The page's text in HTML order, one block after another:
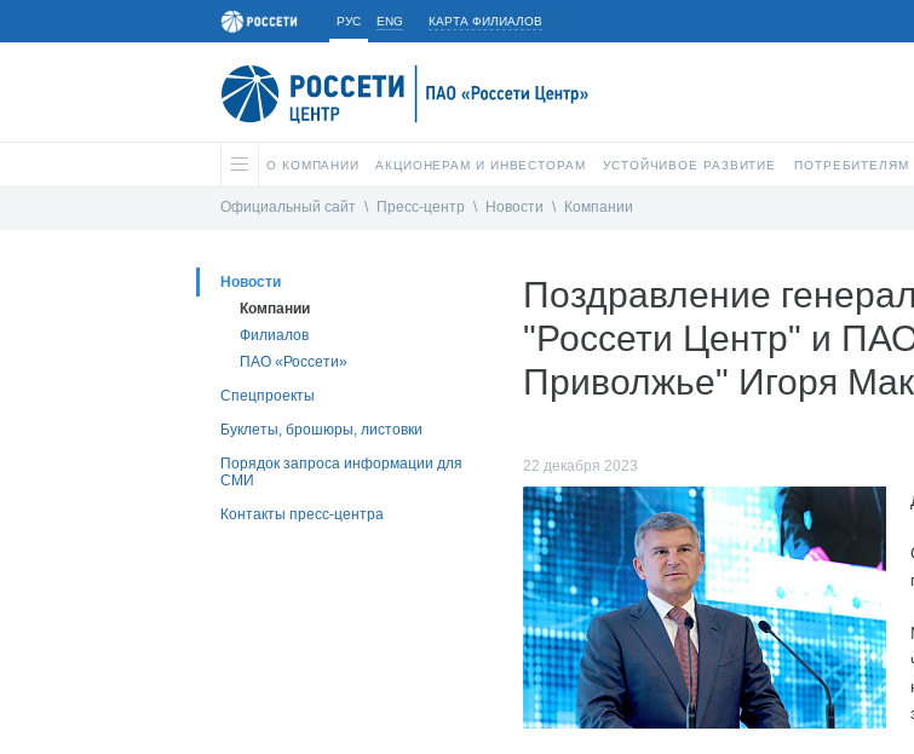
РУС ENG КАРТА ФИЛИАЛОВ
О КОМПАНИИ АКЦИОНЕРАМ И ИНВЕСТОРАМ УСТОЙЧИВОЕ РАЗВИТИЕ ПОТРЕБИТЕЛЯМ
Официальный сайт \ Пресс-центр \ Новости \ Компании
Новости
Компании
Филиалов
ПАО «Россети»
Спецпроекты
Буклеты, брошюры, листовки
Порядок запроса информации для
СМИ
Контакты пресс-центра
Поздравление
"Россети Центр" и
Приволжье" Игоря
22 декабря 2023